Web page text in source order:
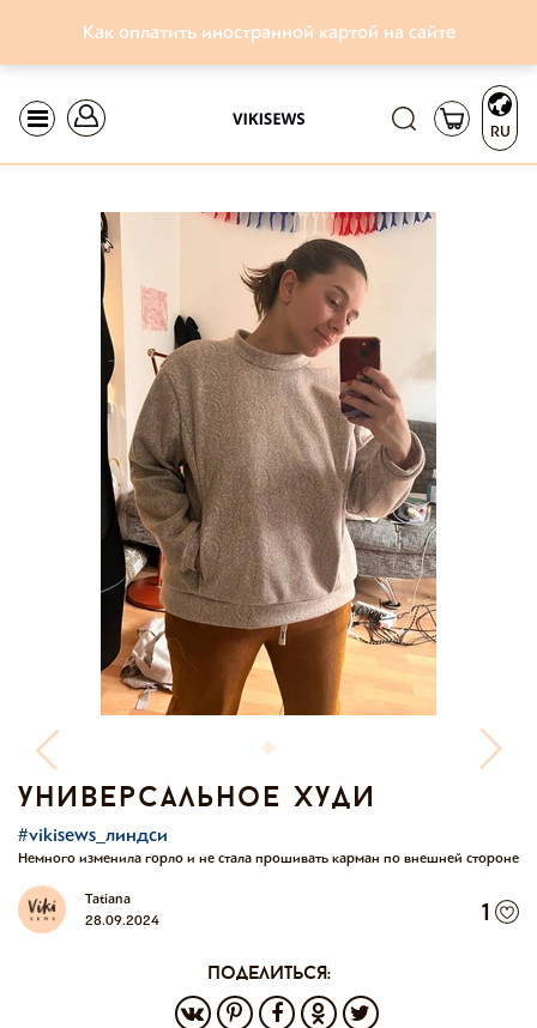
Как оплатить иностранной картой на сайте
RU
универсальное худи
#vikisews_линдси
Немного изменила горло и не стала прошивать карман по внешней стороне
Tatiana
28.09.2024
1
поделиться: